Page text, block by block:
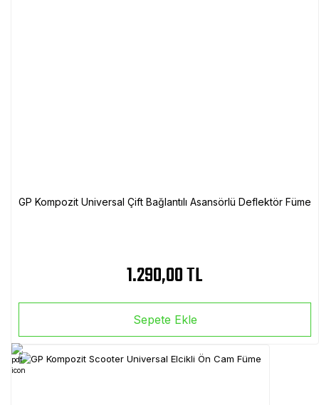
GP Kompozit Universal Çift Bağlantılı Asansörlü Deflektör Füme
1.290,00 TL
Sepete Ekle